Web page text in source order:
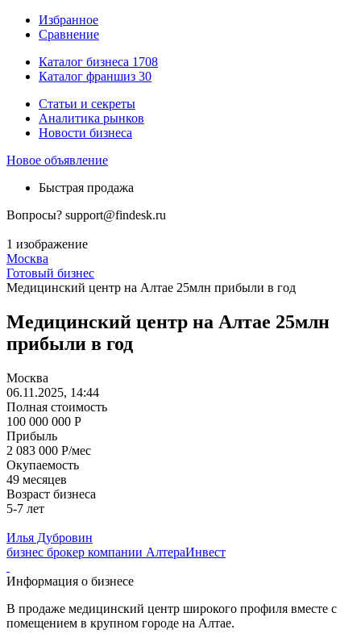
Избранное
Сравнение
Каталог бизнеса 1708
Каталог франшиз 30
Статьи и секреты
Аналитика рынков
Новости бизнеса
Новое объявление
Быстрая продажа
Вопросы? support@findesk.ru
1 изображение
Москва
Готовый бизнес
Медицинский центр на Алтае 25млн прибыли в год
Медицинский центр на Алтае 25млн
прибыли в год
Москва
06.11.2025, 14:44
Полная стоимость
100 000 000 Р
Прибыль
2 083 000 Р/мес
Окупаемость
49 месяцев
Возраст бизнеса
5-7 лет
Илья Дубровин
бизнес брокер компании АлтераИнвест
Информация о бизнесе
В продаже медицинский центр широкого профиля вместе с
помещением в крупном городе на Алтае.